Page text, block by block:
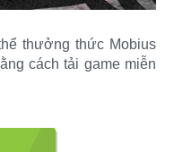
thưởng thức Mobius
cách tải game miễn